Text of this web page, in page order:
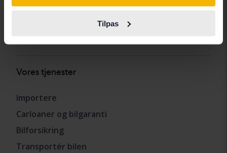
Tilpas
Sælg bil
Vores tjenester
Importere
Carloaner og bilgaranti
Bilforsikring
Transportér bilen